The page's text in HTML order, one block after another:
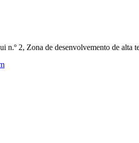
n.º 2, Zona de desenvolvemento de alta